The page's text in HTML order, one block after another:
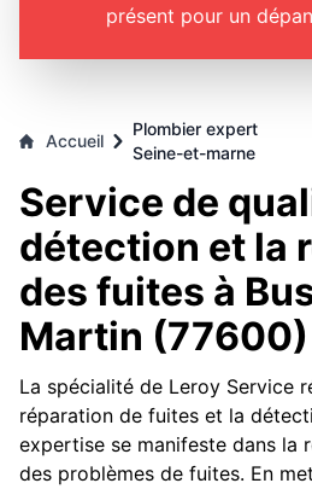
présent pour un
Accueil
Plombier expert
Seine-et-marne
Service de
détection et la
des fuites à
Martin (77600)
La spécialité de Leroy Service
réparation de fuites et la
expertise se manifeste dans la
des problèmes de fuites. En